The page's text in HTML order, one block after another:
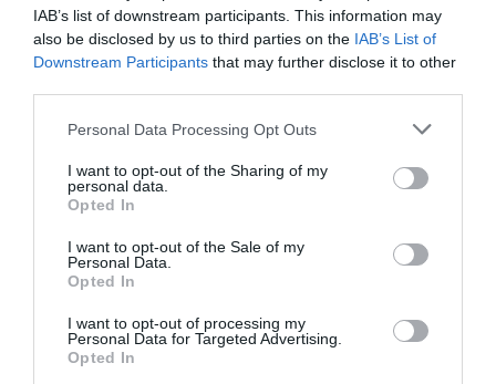
IAB’s list of downstream participants. This information may
also be disclosed by us to third parties on the IAB’s List of
Downstream Participants that may further disclose it to other
Personal Data Processing Opt Outs
I want to opt-out of the Sharing of my
personal data.
Opted In
I want to opt-out of the Sale of my
Personal Data.
Opted In
I want to opt-out of processing my
Personal Data for Targeted Advertising.
Opted In
ΡΕ ΤΕΧΝ/ΣΤΙΚ
Διαβάστε
ΡΕ ΤΕΧΝ/ΣΤΙΚ